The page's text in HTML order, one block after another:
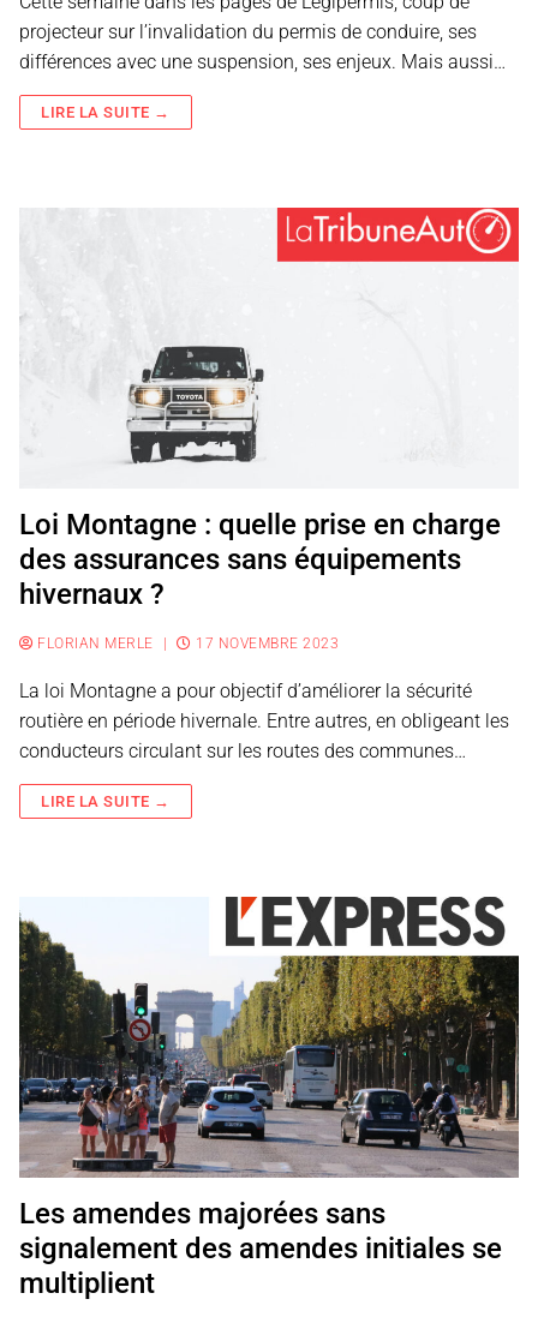
projecteur sur l’invalidation du permis de conduire, ses
différences avec une suspension, ses enjeux. Mais aussi…
LIRE LA SUITE →
Loi Montagne : quelle prise en charge
des assurances sans équipements
hivernaux ?
FLORIAN MERLE | 17 NOVEMBRE 2023
La loi Montagne a pour objectif d’améliorer la sécurité
routière en période hivernale. Entre autres, en obligeant les
conducteurs circulant sur les routes des communes…
LIRE LA SUITE →
Les amendes majorées sans
signalement des amendes initiales se
multiplient